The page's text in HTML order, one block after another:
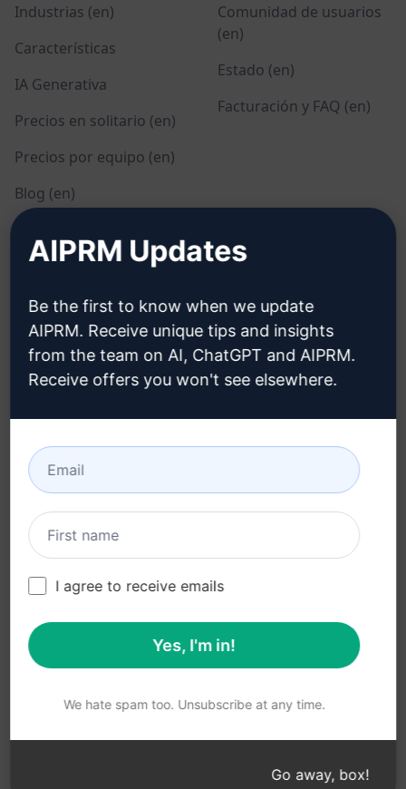
Industrias (en)
Características
IA Generativa
Precios en solitario (en)
Precios por equipo (en)
Blog (en)
Comunidad de usuarios
(en)
Estado (en)
Facturación y FAQ (en)
LEGAL
Política de privacidad
(en)
Política de uso aceptable
(en)
Condiciones de uso (en)
Términos de las
extensiones del
navegador (en)
Condiciones de
facturación (en)
DESCARGAR
Cómo instalar
Google Chrome
Microsoft Edge
© 2026
All logos, trademarks, and registered trademarks are the
AIPRM and other related brand names are registered
laws.
and EU CTM EU18823472, EU18830896.
AIPRM Updates
Be the first to know when we update
AIPRM. Receive unique tips and insights
from the team on AI, ChatGPT and AIPRM.
Receive offers you won't see elsewhere.
I agree to receive emails
Yes, I'm in!
We hate spam too. Unsubscribe at any time.
Go away, box!